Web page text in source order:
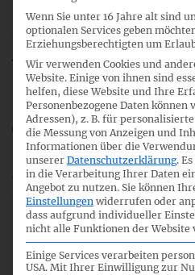
11:00
Vorbereitung ASAF-
20_09_FA-FB_ASAF_CN.pdf
20_FA-FB_TOP_09.mp3
10
Wenn Sie unter 16 Jahre alt sind
optionalen Services geben
Erziehungsberechtigten um
Wir verwenden Cookies und
Website. Einige von ihnen sind
helfen, diese Website und Ihre
Personenbezogene Daten
Adressen), z. B. für
die Messung von Anzeigen und
Informationen über die
unserer Datenschutzerklärung.
in die Verarbeitung Ihrer Daten
Angebot zu nutzen. Sie können
Einstellungen widerrufen oder
dass aufgrund individueller
nicht alle Funktionen der Website
Einige Services verarbeiten
USA. Mit Ihrer Einwilligung zur